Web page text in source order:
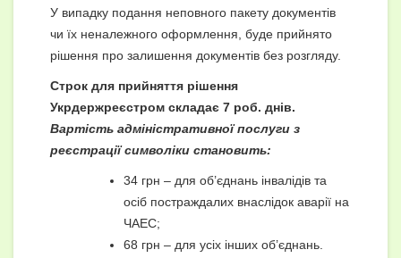
У випадку подання неповного пакету документів
чи їх неналежного оформлення, буде прийнято
рішення про залишення документів без розгляду.
Строк для прийняття рішення
Укрдержреєстром складає 7 роб. днів.
Вартість адміністративної послуги з
реєстрації символіки становить:
34 грн – для об’єднань інвалідів та
осіб постраждалих внаслідок аварії на
ЧАЕС;
68 грн – для усіх інших об’єднань.